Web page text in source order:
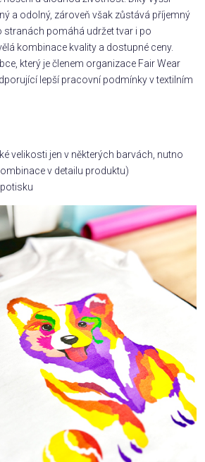
a odolný, zároveň však zůstává příjemný
stranách pomáhá udržet tvar i po
kombinace kvality a dostupné ceny.
který je členem organizace Fair Wear
lepší pracovní podmínky v textilním
velikosti jen v některých barvách, nutno
v detailu produktu)